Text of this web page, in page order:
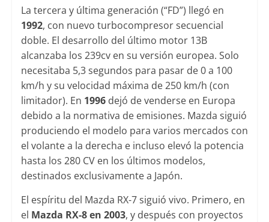
La tercera y última generación (“FD”) llegó en
1992, con nuevo turbocompresor secuencial
doble. El desarrollo del último motor 13B
alcanzaba los 239cv en su versión europea. Solo
necesitaba 5,3 segundos para pasar de 0 a 100
km/h y su velocidad máxima de 250 km/h (con
limitador). En 1996dejó de venderse en Europa
debido a la normativa de emisiones. Mazda siguió
produciendo el modelo para varios mercados con
el volante a la derecha e incluso elevó la potencia
hasta los 280 CV en los últimos modelos,
destinados exclusivamente a Japón.
El espíritu del Mazda RX-7 siguió vivo. Primero, en
el Mazda RX-8 en 2003, y después con proyectos